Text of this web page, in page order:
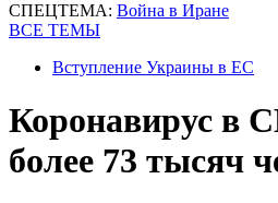
СПЕЦТЕМА: Война в Иране
ВСЕ ТЕМЫ
Вступление Украины в ЕС
Коронавирус в
более 73 тысяч